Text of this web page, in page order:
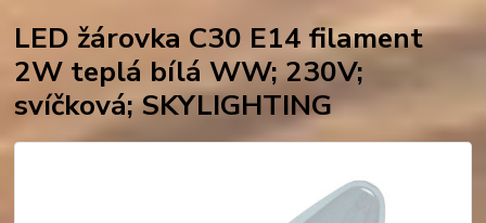
LED žárovka C30 E14 filament
2W teplá bílá WW; 230V;
svíčková; SKYLIGHTING